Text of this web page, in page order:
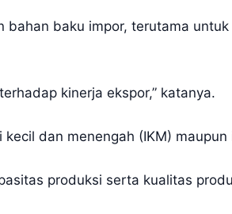
baku impor, terutama
kinerja ekspor,” katanya.
dan menengah (IKM)
produksi serta kualitas